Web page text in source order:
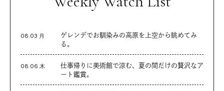
08.03 月
ゲレンデでお馴染みの高原を上空から眺めてみ
る。
08.06 木
仕事帰りに美術館で涼む、夏の間だけの贅沢なア
ート鑑賞。